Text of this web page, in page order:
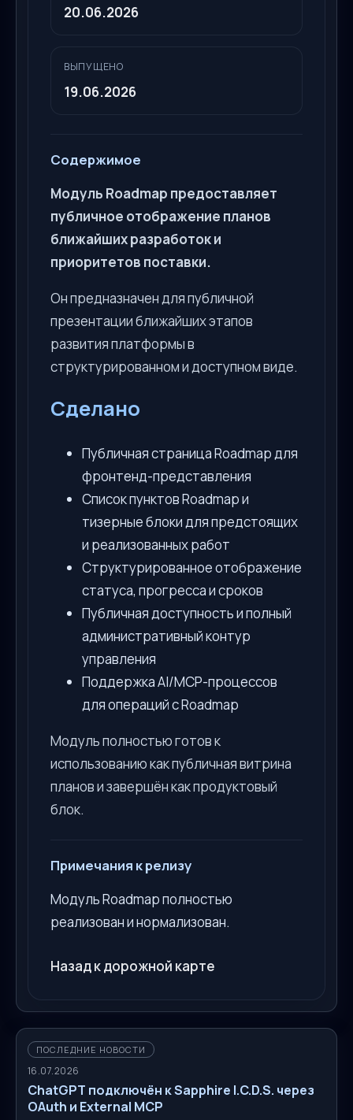
20.06.2026
ВЫПУЩЕНО
19.06.2026
Содержимое
Модуль Roadmap предоставляет
публичное отображение планов
ближайших разработок и
приоритетов поставки.
Он предназначен для публичной
презентации ближайших этапов
развития платформы в
структурированном и доступном виде.
Сделано
Публичная страница Roadmap для
фронтенд-представления
Список пунктов Roadmap и
тизерные блоки для предстоящих
и реализованных работ
Структурированное отображение
статуса, прогресса и сроков
Публичная доступность и полный
административный контур
управления
Поддержка AI/MCP-процессов
для операций с Roadmap
Модуль полностью готов к
использованию как публичная витрина
планов и завершён как продуктовый
блок.
Примечания к релизу
Модуль Roadmap полностью
реализован и нормализован.
Назад к дорожной карте
ПОСЛЕДНИЕ НОВОСТИ
16.07.2026
ChatGPT подключён к Sapphire I.C.D.S. через
OAuth и External MCP